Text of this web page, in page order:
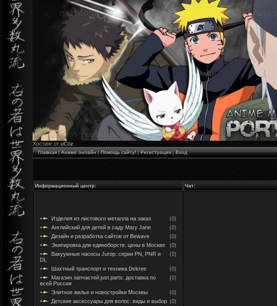
Хостинг отuCoz
Главная|Аниме онлайн|Помощь сайту!|Регистрация|Вход
Информационный центр: Чат:
Изделия из листового металла на заказ
(0)
Английский для детей в саду Mary Jane
(0)
Дизайн и разработка сайтов от Bewave
(0)
Экипировка для единоборств: цены в Москве
(0)
Вакуумные насосы Jurop: серии PN, PNR и
DL
(0)
Шахтный транспорт и техника Dekree
(0)
Магазин запчастей just.parts: доставка по
всей России
(0)
Элитное жилье и новостройки Москвы
(0)
Детские аксессуары для волос: виды и выбор (0)